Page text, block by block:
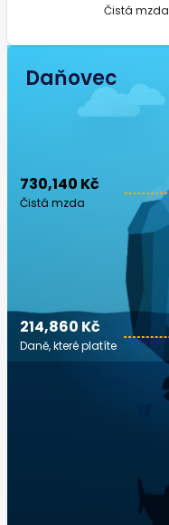
Čistá mzda
Daňovec
730,140 Kč
Čistá mzda
214,860 Kč
Daně, které platíte